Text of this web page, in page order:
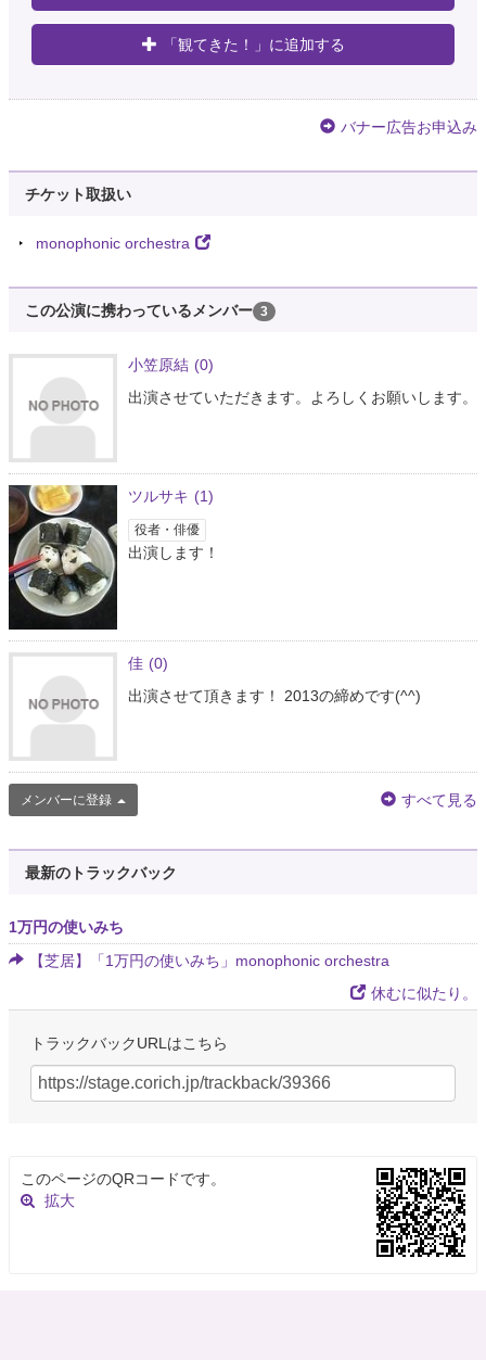
「観てきた！」に追加する
バナー広告お申込み
チケット取扱い
monophonic orchestra
この公演に携わっているメンバー 3
小笠原結 (0)
出演させていただきます。よろしくお願いします。
ツルサキ (1)
役者・俳優
出演します！
佳 (0)
出演させて頂きます！ 2013の締めです(^^)
メンバーに登録 すべて見る
最新のトラックバック
1万円の使いみち
【芝居】「1万円の使いみち」monophonic orchestra
休むに似たり。
トラックバックURLはこちら
このページのQRコードです。
拡大